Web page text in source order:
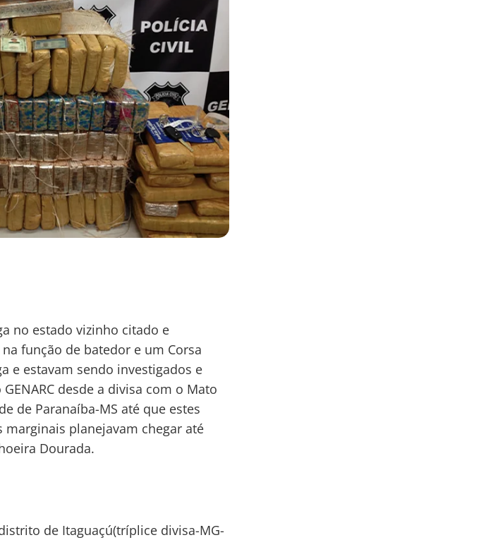
no estado vizinho citado e
função de batedor e um Corsa
e estavam sendo investigados e
desde a divisa com o Mato
de Paranaíba-MS até que estes
planejavam chegar até
Dourada.
de Itaguaçú(tríplice divisa-MG-